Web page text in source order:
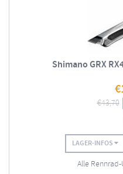
Shimano GRX
€
€43,70
LAGER-INFOS
Alle